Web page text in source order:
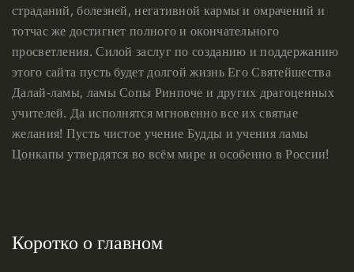
страданий, болезней, негативной кармы и омрачений и
тотчас же достигнет полного и окончательного
просветления. Силой заслуг по созданию и поддержанию
этого сайта пусть будет долгой жизнь Его Святейшества
Далай-ламы, ламы Сопы Ринпоче и других драгоценных
учителей. Да исполнятся мгновенно все их святые
желания! Пусть чистое учение Будды и учения ламы
Цонкапы утвердятся во всём мире и особенно в России!
Коротко о главном